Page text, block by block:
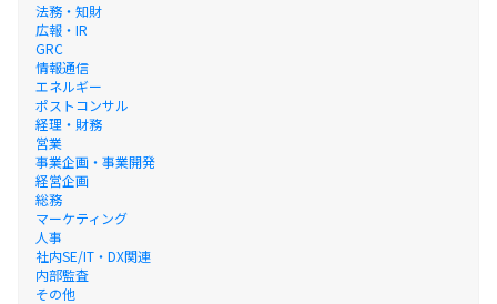
法務・知財
広報・IR
GRC
情報通信
エネルギー
ポストコンサル
経理・財務
営業
事業企画・事業開発
経営企画
総務
マーケティング
人事
社内SE/IT・DX関連
内部監査
その他